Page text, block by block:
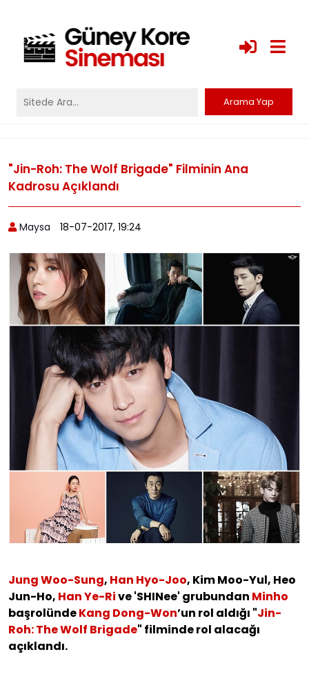
"Jin-Roh: The Wolf Brigade" Filminin Ana
Kadrosu Açıklandı
Maysa 18-07-2017, 19:24
Jung Woo-Sung, Han Hyo-Joo, Kim Moo-Yul, Heo
Jun-Ho, Han Ye-Rive 'SHINee' grubundan Minho
başrolündeKang Dong-Won’un rol aldığı "Jin-
Roh: The Wolf Brigade" filminde rol alacağı
açıklandı.